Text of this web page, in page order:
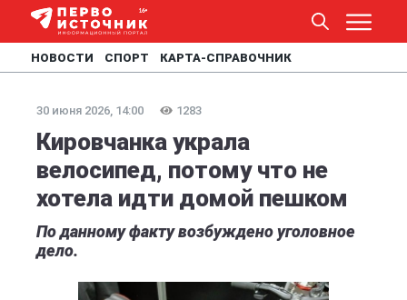
НОВОСТИ СПОРТ КАРТА-СПРАВОЧНИК
30 июня 2026, 14:00 1283
Кировчанка украла
велосипед, потому что не
хотела идти домой пешком
По данному факту возбуждено уголовное
дело.